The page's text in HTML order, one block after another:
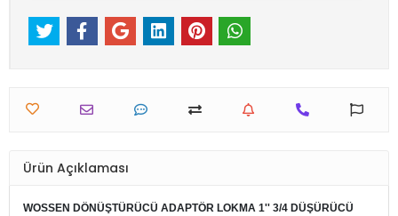
Ürün Açıklaması
WOSSEN DÖNÜŞTÜRÜCÜ ADAPTÖR LOKMA 1'' 3/4 DÜŞÜRÜCÜ